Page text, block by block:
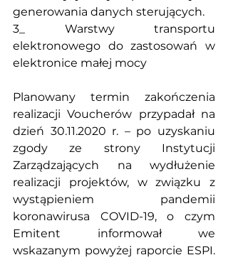
generowania danych sterujących.
3_ Warstwy transportu
elektronowego do zastosowań w
elektronice małej mocy
Planowany termin zakończenia
realizacji Voucherów przypadał na
dzień 30.11.2020 r. – po uzyskaniu
zgody ze strony Instytucji
Zarządzających na wydłużenie
realizacji projektów, w związku z
wystąpieniem pandemii
koronawirusa COVID-19, o czym
Emitent informował we
wskazanym powyżej raporcie ESPI.